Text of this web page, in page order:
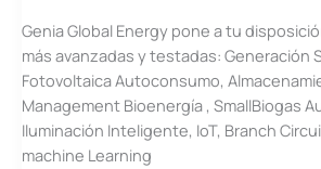
Genia Global Energy pone a tu
más avanzadas y testadas: Generación
Fotovoltaica Autoconsumo,
Management Bioenergía , SmallBiogas
Iluminación Inteligente, IoT, Branch
machine Learning